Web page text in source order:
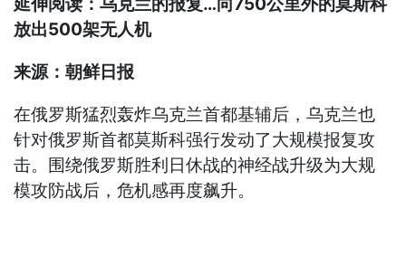
延伸阅读：乌克兰的报复…向750公里外的莫斯科
放出500架无人机
来源：朝鲜日报
在俄罗斯猛烈轰炸乌克兰首都基辅后，乌克兰也
针对俄罗斯首都莫斯科强行发动了大规模报复攻
击。围绕俄罗斯胜利日休战的神经战升级为大规
模攻防战后，危机感再度飙升。